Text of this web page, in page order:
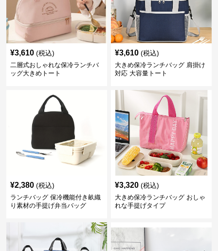
¥3,610 (税込)
二層式おしゃれな保冷ランチバ
ッグ大きめトート
¥3,610 (税込)
大きめ保冷ランチバッグ 肩掛け
対応 大容量トート
¥2,380 (税込)
ランチバッグ 保冷機能付き畝織
り素材の手提げ弁当バッグ
¥3,320 (税込)
大きめ保冷ランチバッグ おしゃ
れな手提げタイプ